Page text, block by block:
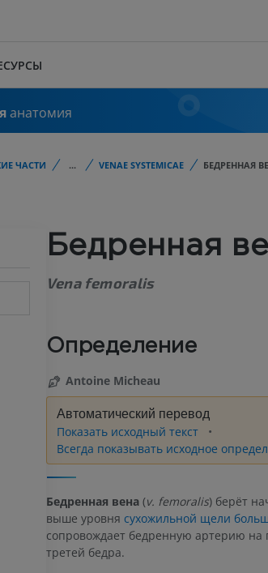
анатомия
ЧАСТИ ... VENAE SYSTEMICAE БЕДРЕННАЯ
Бедренная
Vena femoralis
Определение
Antoine Micheau
Автоматический перевод
Показать исходный текст
Всегда показывать исходное
Бедренная вена(v. femoralis) берёт
выше уровня сухожильной щели
сопровождает бедренную артерию на
третей бедра.